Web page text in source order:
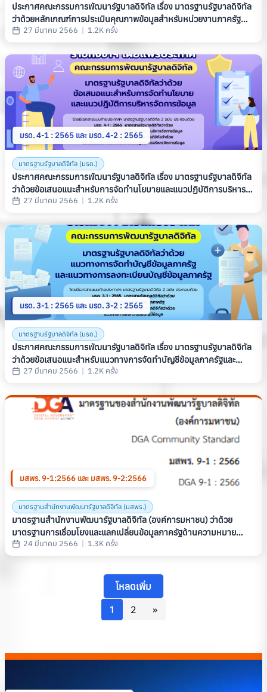
ประกาศคณะกรรมการพัฒนารัฐบาลดิจิทัล เรื่อง มาตรฐานรัฐบาลดิจิทัล
ว่าด้วยหลักเกณฑ์การประเมินคุณภาพข้อมูลสำหรับหน่วยงานภาครัฐ
(มรด. 5 : 2565)
27 มีนาคม 2566 | 1.2K ครั้ง
มรด. 4-1 : 2565 และ มรด. 4-2 : 2565
มาตรฐานรัฐบาลดิจิทัล (มรด.)
ประกาศคณะกรรมการพัฒนารัฐบาลดิจิทัล เรื่อง มาตรฐานรัฐบาลดิจิทัล
ว่าด้วยข้อเสนอแนะสำหรับการจัดทำนโยบายและแนวปฏิบัติการบริหาร
จัดการข้อมูล (มรด. 4-1 : 2565 และ มรด. 4-2 : 2565)
27 มีนาคม 2566 | 1.2K ครั้ง
มรด. 3-1 : 2565 และ มรด. 3-2 : 2565
มาตรฐานรัฐบาลดิจิทัล (มรด.)
ประกาศคณะกรรมการพัฒนารัฐบาลดิจิทัล เรื่อง มาตรฐานรัฐบาลดิจิทัล
ว่าด้วยข้อเสนอแนะสำหรับแนวทางการจัดทำบัญชีข้อมูลภาครัฐและ
แนวทางการลงทะเบียนบัญชีข้อมูลภาครัฐ (มรด. 3-1 : 2565 และ มรด.
27 มีนาคม 2566 | 1.2K ครั้ง
มสพร. 9-1:2566 และ มสพร. 9-2:2566
มาตรฐานสำนักงานพัฒนารัฐบาลดิจิทัล (มสพร.)
มาตรฐานสํานักงานพัฒนารัฐบาลดิจิทัล (องค์การมหาชน) ว่าด้วย
มาตรฐานการเชื่อมโยงและแลกเปลี่ยนข้อมูลภาครัฐด้านความหมาย
ข้อมูล เรื่อง ข้อมูล สถานที่-ที่อยู่ (THAILAND GOVERNMENT
INFORMATION EXCHANGE STANDARD, SERIES: SEMANTIC,
เรื่อง ข้อมูลสถานที่-ภูมิสารสนเทศ (PART 3-2: LOCATION-
GEOSPATIAL DATA) (มสพร. 9-2:2566)
24 มีนาคม 2566 | 1.3K ครั้ง
โหลดเพิ่ม
1
2
»